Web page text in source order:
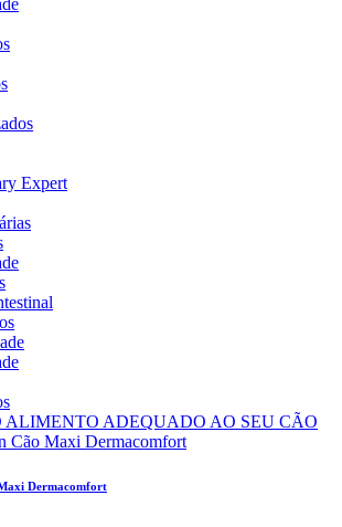
Expert
ALIMENTO ADEQUADO AO SEU CÃO
Dermacomfort